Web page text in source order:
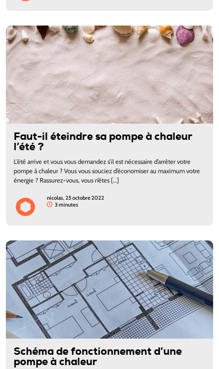
Faut-il éteindre sa pompe à chaleur
l’été ?
L’été arrive et vous vous demandez s’il est nécessaire d’arrêter votre
pompe à chaleur ? Vous vous souciez d’économiser au maximum votre
énergie ? Rassurez-vous, vous n’êtes […]
nicolas, 25 octobre 2022
3 minutes
Schéma de fonctionnement d’une
pompe à chaleur